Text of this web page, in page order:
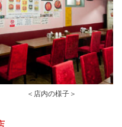
＜店内の様子＞